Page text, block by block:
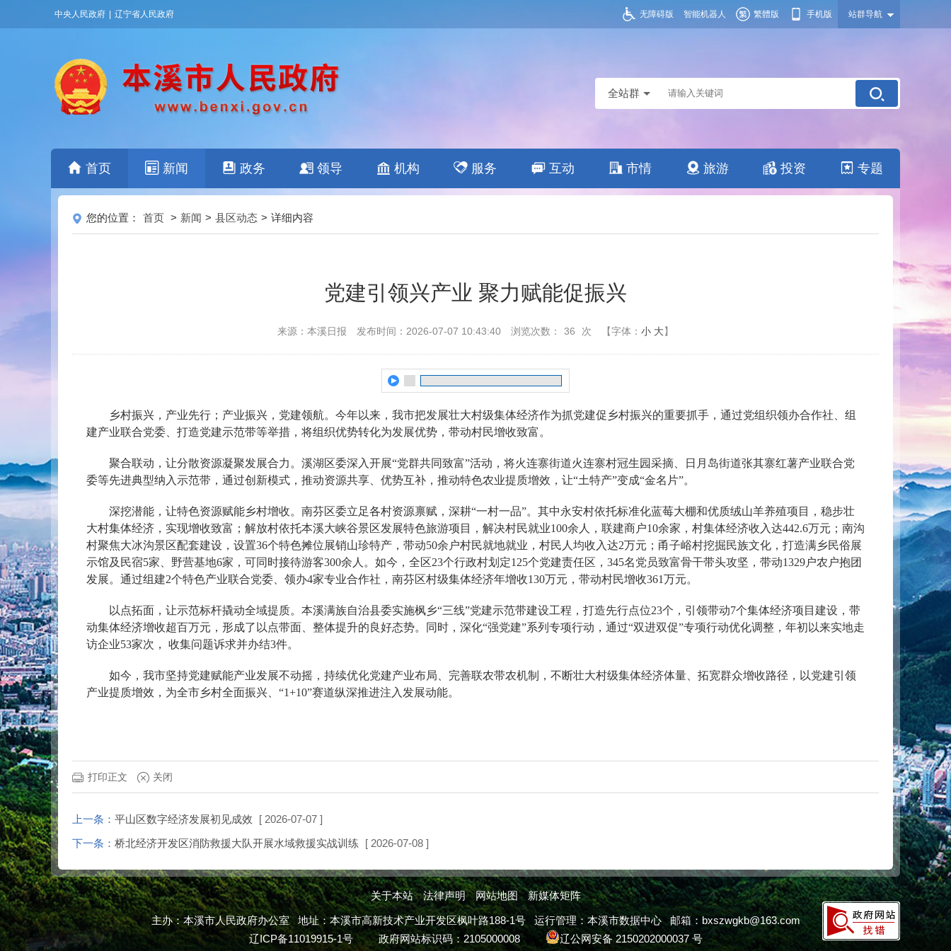
中央人民政府 辽宁省人民政府 站群导航
无障碍版 智能机器人 繁體版 手机版
首页 新闻 政务 领导 机构 服务 互动 市情 旅游 投资 专题
全站群
您的位置： 首页 > 新闻 > 县区动态 > 详细内容
党建引领兴产业 聚力赋能促振兴
来源：本溪日报 发布时间：2026-07-07 10:43:40 浏览次数： 36 次 【字体： 小 大】
乡村振兴，产业先行；产业振兴，党建领航。今年以来，我市把发展壮大村级集体经济作为抓党建促乡村振兴的重要抓手，通过党组织领办合作社、组
建产业联合党委、打造党建示范带等举措，将组织优势转化为发展优势，带动村民增收致富。
聚合联动，让分散资源凝聚发展合力。溪湖区委深入开展“党群共同致富”活动，将火连寨街道火连寨村冠生园采摘、日月岛街道张其寨红薯产业联合党
委等先进典型纳入示范带，通过创新模式，推动资源共享、优势互补，推动特色农业提质增效，让“土特产”变成“金名片”。
深挖潜能，让特色资源赋能乡村增收。南芬区委立足各村资源禀赋，深耕“一村一品”。其中永安村依托标准化蓝莓大棚和优质绒山羊养殖项目，稳步壮
大村集体经济，实现增收致富；解放村依托本溪大峡谷景区发展特色旅游项目，解决村民就业100余人，联建商户10余家，村集体经济收入达442.6万元；南沟
村聚焦大冰沟景区配套建设，设置36个特色摊位展销山珍特产，带动50余户村民就地就业，村民人均收入达2万元；甬子峪村挖掘民族文化，打造满乡民俗展
示馆及民宿5家、野营基地6家，可同时接待游客300余人。如今，全区23个行政村划定125个党建责任区，345名党员致富骨干带头攻坚，带动1329户农户抱团
发展。通过组建2个特色产业联合党委、领办4家专业合作社，南芬区村级集体经济年增收130万元，带动村民增收361万元。
以点拓面，让示范标杆撬动全域提质。本溪满族自治县委实施枫乡“三线”党建示范带建设工程，打造先行点位23个，引领带动7个集体经济项目建设，带
动集体经济增收超百万元，形成了以点带面、整体提升的良好态势。同时，深化“强党建”系列专项行动，通过“双进双促”专项行动优化调整，年初以来实地走
访企业53家次， 收集问题诉求并办结3件。
如今，我市坚持党建赋能产业发展不动摇，持续优化党建产业布局、完善联农带农机制，不断壮大村级集体经济体量、拓宽群众增收路径，以党建引领
产业提质增效，为全市乡村全面振兴、“1+10”赛道纵深推进注入发展动能。
打印正文 关闭
上一条： 平山区数字经济发展初见成效
[ 2026-07-07 ]
下一条： 桥北经济开发区消防救援大队开展水域救援实战训练 [ 2026-07-08 ]
关于本站 法律声明 网站地图 新媒体矩阵
主办：本溪市人民政府办公室 地址：本溪市高新技术产业开发区枫叶路188-1号 运行管理：本溪市数据中心 邮箱：bxszwgkb@163.com
辽ICP备11019915-1号政府网站标识码：2105000008 辽公网安备 2150202000037 号